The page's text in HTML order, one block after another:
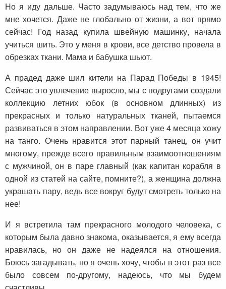
Но я иду дальше. Часто задумываюсь над тем, что же
мне хочется. Даже не глобально от жизни, а вот прямо
сейчас! Год назад купила швейную машинку, начала
учиться шить. Это у меня в крови, все детство провела в
обрезках ткани. Мама и бабушка шьют.
А прадед даже шил кители на Парад Победы в 1945!
Сейчас это увлечение выросло, мы с подругами создали
коллекцию летних юбок (в основном длинных) из
прекрасных и только натуральных тканей, пытаемся
развиваться в этом направлении. Вот уже 4 месяца хожу
на танго. Очень нравится этот парный танец, он учит
многому, прежде всего правильным взаимоотношениям
с мужчиной, он в паре главный (как капитан корабля в
одной из статей на сайте, помните?), а женщина должна
украшать пару, ведь все вокруг будут смотреть только на
нее!
И я встретила там прекрасного молодого человека, с
которым была давно знакома, оказывается, я ему всегда
нравилась, но он даже не надеялся на отношения.
Боюсь загадывать, но я очень хочу, чтобы в этот раз все
было совсем по-другому, надеюсь, что мы будем